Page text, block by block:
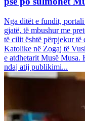
Nga ditët e fundit,
gjatë, të mbushur me
të cilit është përpjekur
Katolike në Zogaj të
e atdhetarit Musë Musa.
ndaj atij publikimi...